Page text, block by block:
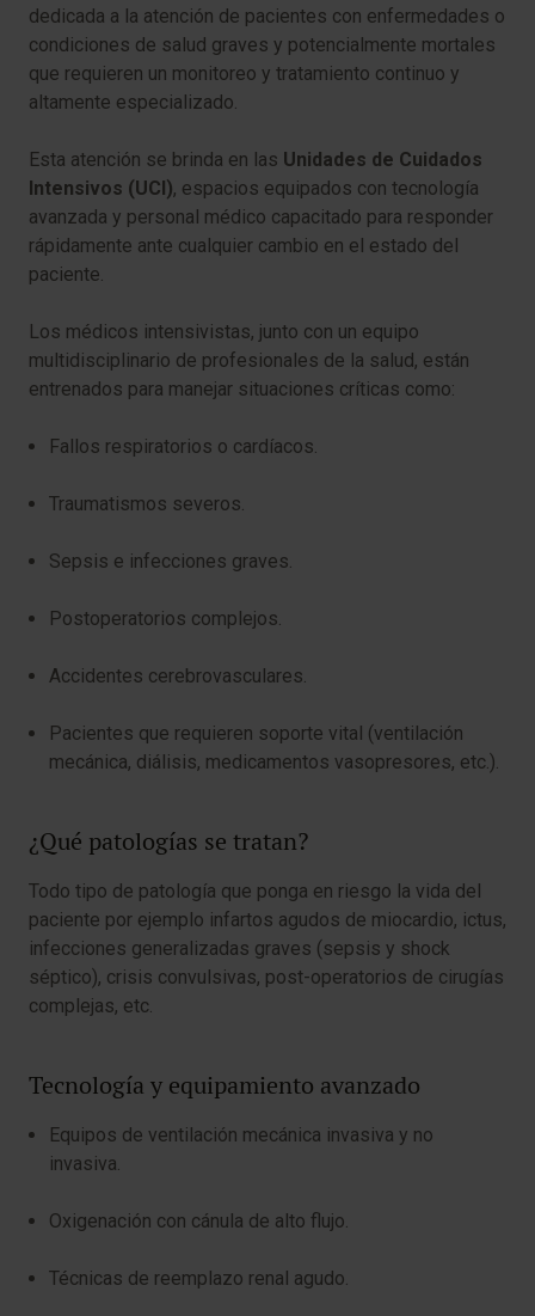
dedicada a la atención de pacientes con enfermedades o
condiciones de salud graves y potencialmente mortales
que requieren un monitoreo y tratamiento continuo y
altamente especializado.
Esta atención se brinda en las Unidades de Cuidados
Intensivos (UCI), espacios equipados con tecnología
avanzada y personal médico capacitado para responder
rápidamente ante cualquier cambio en el estado del
paciente.
Los médicos intensivistas, junto con un equipo
multidisciplinario de profesionales de la salud, están
entrenados para manejar situaciones críticas como:
Fallos respiratorios o cardíacos.
Traumatismos severos.
Sepsis e infecciones graves.
Postoperatorios complejos.
Accidentes cerebrovasculares.
Pacientes que requieren soporte vital (ventilación
mecánica, diálisis, medicamentos vasopresores, etc.).
¿Qué patologías se tratan?
Todo tipo de patología que ponga en riesgo la vida del
paciente por ejemplo infartos agudos de miocardio, ictus,
infecciones generalizadas graves (sepsis y shock
séptico), crisis convulsivas, post-operatorios de cirugías
complejas, etc.
Tecnología y equipamiento avanzado
Equipos de ventilación mecánica invasiva y no
invasiva.
Oxigenación con cánula de alto flujo.
Técnicas de reemplazo renal agudo.